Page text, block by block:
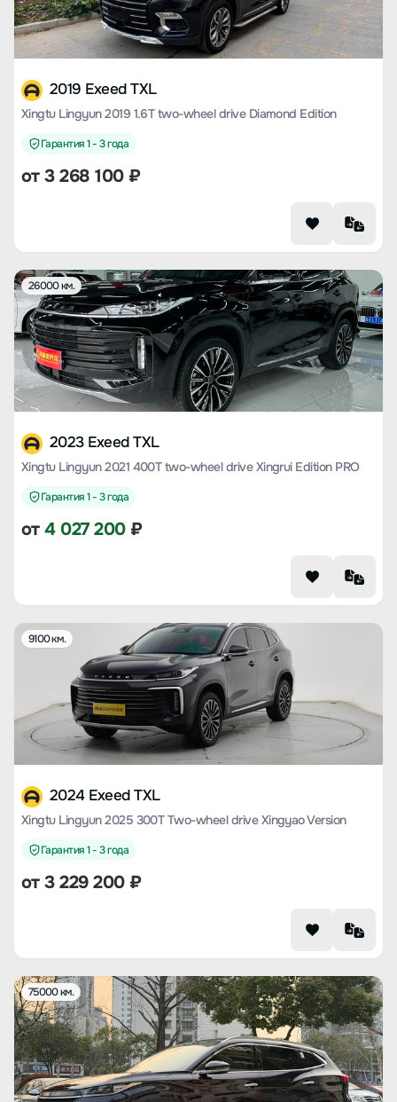
2019 Exeed TXL
Xingtu Lingyun 2019 1.6T two-wheel drive Diamond Edition
Гарантия 1 - 3 года
от3 268 100₽
26000 км.
2023 Exeed TXL
Xingtu Lingyun 2021 400T two-wheel drive Xingrui Edition PRO
Гарантия 1 - 3 года
от4 027 200₽
9100 км.
2024 Exeed TXL
Xingtu Lingyun 2025 300T Two-wheel drive Xingyao Version
Гарантия 1 - 3 года
от3 229 200₽
75000 км.